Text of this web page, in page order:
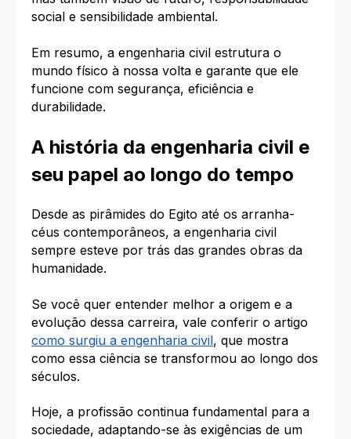
social e sensibilidade ambiental.
Em resumo, a engenharia civil estrutura o
mundo físico à nossa volta e garante que ele
funcione com segurança, eficiência e
durabilidade.
A história da engenharia civil e
seu papel ao longo do tempo
Desde as pirâmides do Egito até os arranha-
céus contemporâneos, a engenharia civil
sempre esteve por trás das grandes obras da
humanidade.
Se você quer entender melhor a origem e a
evolução dessa carreira, vale conferir o artigo
como surgiu a engenharia civil, que mostra
como essa ciência se transformou ao longo dos
séculos.
Hoje, a profissão continua fundamental para a
sociedade, adaptando-se às exigências de um